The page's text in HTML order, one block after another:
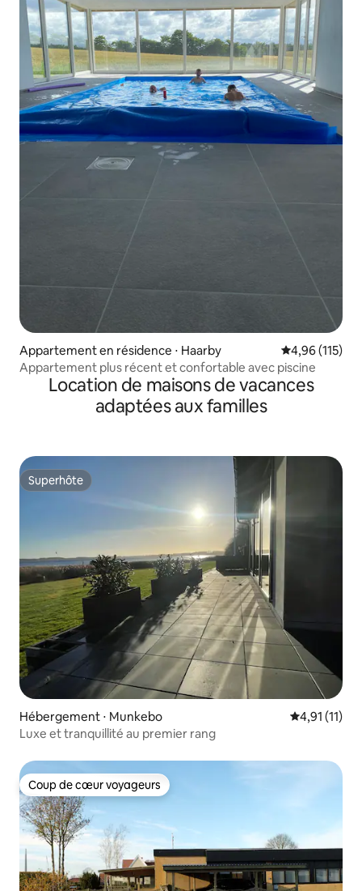
Appartement en résidence ⋅ Haarby Évaluation
4,96 (115)
Appartement plus récent et confortable avec piscine
Location de maisons de vacances
adaptées aux familles
Superhôte
Superhôte
Hébergement ⋅ Munkebo Évaluation
4,91 (11)
Luxe et tranquillité au premier rang
Coup de cœur voyageurs
Coup de cœur voyageurs